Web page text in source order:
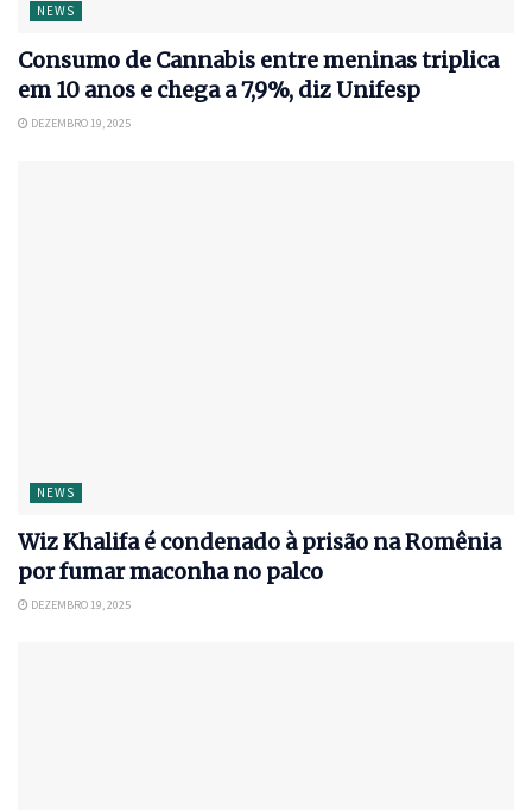
NEWS
Consumo de Cannabis entre meninas triplica
em 10 anos e chega a 7,9%, diz Unifesp
DEZEMBRO 19, 2025
NEWS
Wiz Khalifa é condenado à prisão na Romênia
por fumar maconha no palco
DEZEMBRO 19, 2025